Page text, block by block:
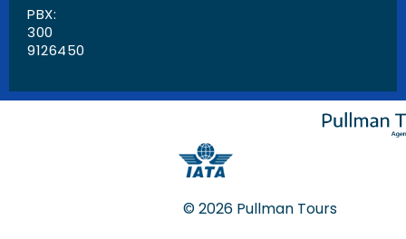
PBX:
300
9126450
© 2026 Pullman Tours